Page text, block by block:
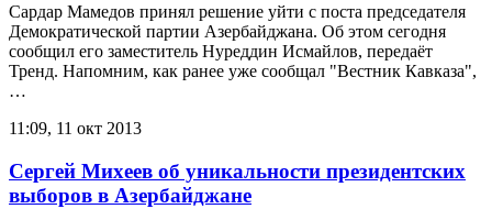
Сардар Мамедов принял решение уйти с поста председателя
Демократической партии Азербайджана. Об этом сегодня
сообщил его заместитель Нуреддин Исмайлов, передаёт
Тренд. Напомним, как ранее уже сообщал "Вестник Кавказа",
…
11:09, 11 окт 2013
Сергей Михеев об уникальности президентских
выборов в Азербайджане